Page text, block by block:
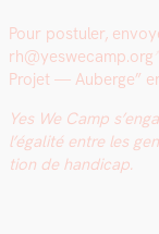
Pour pos­tuler,
rh@yeswecamp.org
Pro­jet — Auberge”
Yes We Camp
l’égalité entre les
tion de hand­i­cap.